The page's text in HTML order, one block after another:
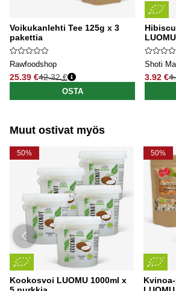
Voikukanlehti Tee 125g x 3
pakettia
Rawfoodshop
25.39 €
Normaali hinta
42.32 €
OSTA
Shoti
3.92 €
Muut ostivat myös
50%
Kookosvoi LUOMU 1000ml x
50%